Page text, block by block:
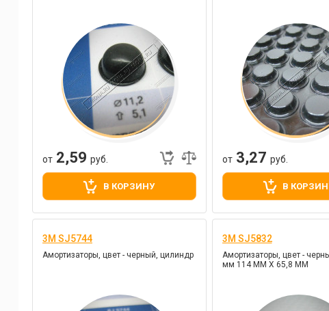
от 2,59 руб.
В КОРЗИНУ
от3,27 руб.
В
3M SJ5744
Амортизаторы, цвет - черный, цилиндр
3M SJ5832
Амортизаторы, цвет -
мм 114 ММ Х 65,8 ММ